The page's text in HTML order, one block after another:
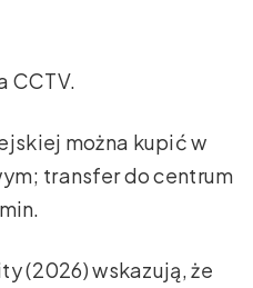
CCTV.
można kupić w
transfer do centrum
(2026) wskazują, że